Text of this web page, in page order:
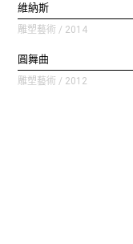
維納斯
雕塑藝術 / 2014
圓舞曲
雕塑藝術 / 2012